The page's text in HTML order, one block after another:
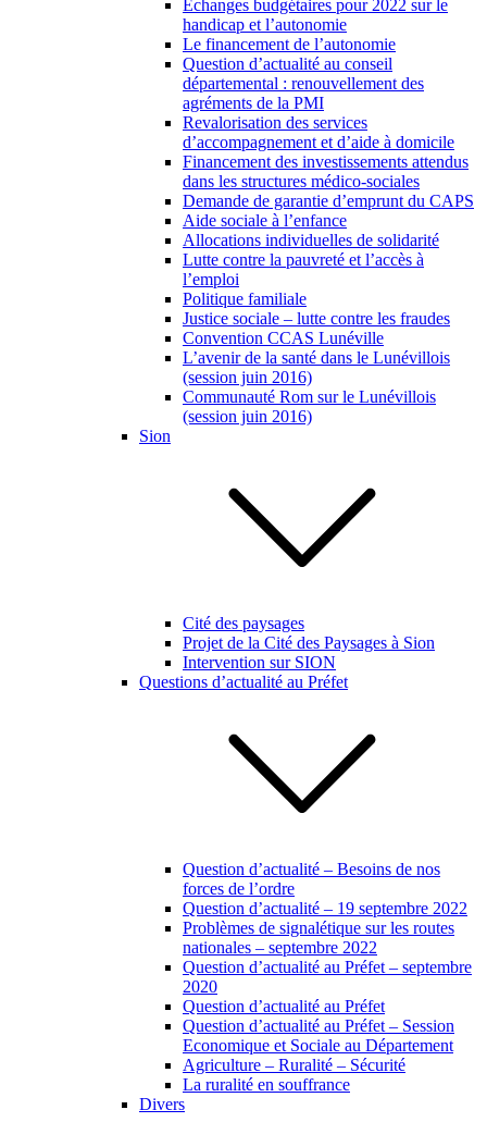
Échanges budgétaires pour 2022 sur le
handicap et l’autonomie
Le financement de l’autonomie
Question d’actualité au conseil
départemental : renouvellement des
agréments de la PMI
Revalorisation des services
d’accompagnement et d’aide à domicile
Financement des investissements attendus
dans les structures médico-sociales
Demande de garantie d’emprunt du CAPS
Aide sociale à l’enfance
Allocations individuelles de solidarité
Lutte contre la pauvreté et l’accès à
l’emploi
Politique familiale
Justice sociale – lutte contre les fraudes
Convention CCAS Lunéville
L’avenir de la santé dans le Lunévillois
(session juin 2016)
Communauté Rom sur le Lunévillois
(session juin 2016)
Sion
Cité des paysages
Projet de la Cité des Paysages à Sion
Intervention sur SION
Questions d’actualité au Préfet
Question d’actualité – Besoins de nos
forces de l’ordre
Question d’actualité – 19 septembre 2022
Problèmes de signalétique sur les routes
nationales – septembre 2022
Question d’actualité au Préfet – septembre
2020
Question d’actualité au Préfet
Question d’actualité au Préfet – Session
Economique et Sociale au Département
Agriculture – Ruralité – Sécurité
La ruralité en souffrance
Divers